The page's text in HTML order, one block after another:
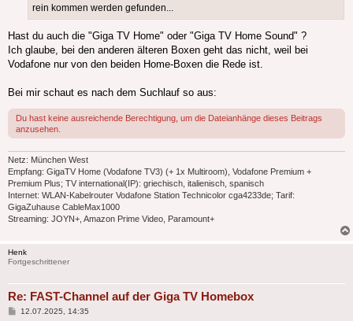
rein kommen werden gefunden...
Hast du auch die "Giga TV Home" oder "Giga TV Home Sound" ?
Ich glaube, bei den anderen älteren Boxen geht das nicht, weil bei
Vodafone nur von den beiden Home-Boxen die Rede ist.
Bei mir schaut es nach dem Suchlauf so aus:
Du hast keine ausreichende Berechtigung, um die Dateianhänge dieses Beitrags
anzusehen.
Netz: München West
Empfang: GigaTV Home (Vodafone TV3) (+ 1x Multiroom), Vodafone Premium +
Premium Plus; TV international(IP): griechisch, italienisch, spanisch
Internet: WLAN-Kabelrouter Vodafone Station Technicolor cga4233de; Tarif:
GigaZuhause CableMax1000
Streaming: JOYN+, Amazon Prime Video, Paramount+
Henk
Fortgeschrittener
Re: FAST-Channel auf der Giga TV Homebox
Beitrag
12.07.2025, 14:35